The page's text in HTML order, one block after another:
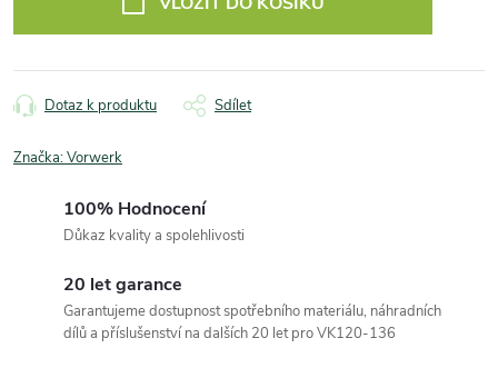
Dotaz k produktu Sdílet
Značka:Vorwerk
100% Hodnocení
Důkaz kvality a spolehlivosti
20 let garance
Garantujeme dostupnost spotřebního materiálu, náhradních
dílů a příslušenství na dalších 20 let pro VK120-136